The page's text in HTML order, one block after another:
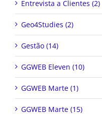
Entrevista a Clientes (2)
Geo4Studies (2)
Gestão (14)
GGWEB Eleven (10)
GGWEB Marte (1)
GGWEB Marte (15)